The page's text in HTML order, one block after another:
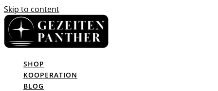
Skip to content
SHOP
KOOPERATION
BLOG